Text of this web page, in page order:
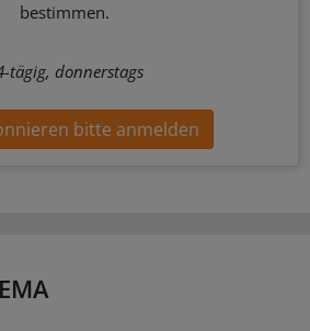
bestimmen.
tägig, donnerstags
bitte anmelden